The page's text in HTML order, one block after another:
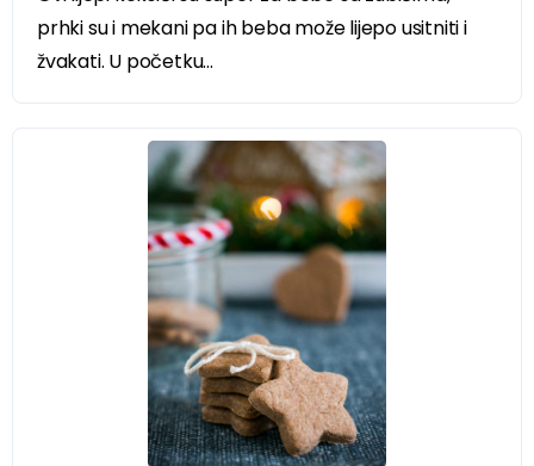
prhki su i mekani pa ih beba može lijepo usitniti i
žvakati. U početku...